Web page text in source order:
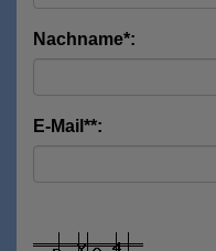
Nachname*:
E-Mail**: